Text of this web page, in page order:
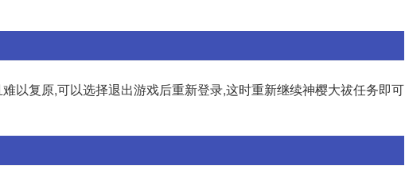
以复原,可以选择退出游戏后重新登录,这时重新继续神樱大祓任务即可